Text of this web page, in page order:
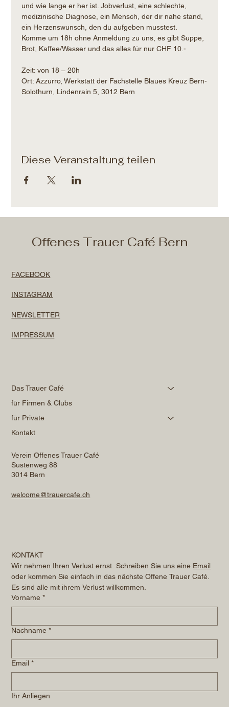
und wie lange er her ist. Jobverlust, eine schlechte,
medizinische Diagnose, ein Mensch, der dir nahe stand,
ein Herzenswunsch, den du aufgeben musstest.
Komme um 18h ohne Anmeldung zu uns, es gibt Suppe,
Brot, Kaffee/Wasser und das alles für nur CHF 10.-
Zeit: von 18 – 20h​
Ort: Azzurro, Werkstatt der Fachstelle Blaues Kreuz Bern-
Solothurn, Lindenrain 5, 3012 Bern
Diese Veranstaltung teilen
Offenes Trauer Café Bern
FACEBOOK
INSTAGRAM
NEWSLETTER
IMPRESSUM
Das Trauer Café
für Firmen & Clubs
für Private
Kontakt
Verein Offenes Trauer Café
Sustenweg 88
3014 Bern
welcome@trauercafe.ch
KONTAKT
Wir nehmen Ihren Verlust ernst. Schreiben Sie uns eine Email
oder kommen Sie einfach in das nächste Offene Trauer Café.
Es sind alle mit ihrem Verlust willkommen.
Vorname *
Nachname *
Email *
Ihr Anliegen